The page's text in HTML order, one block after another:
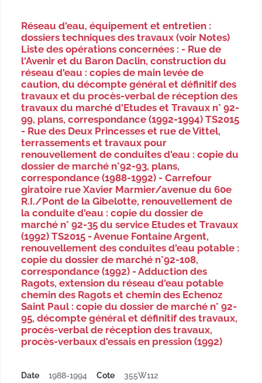
Réseau d'eau, équipement et entretien :
dossiers techniques des travaux (voir Notes)
Liste des opérations concernées : - Rue de
l'Avenir et du Baron Daclin, construction du
réseau d'eau : copies de main levée de
caution, du décompte général et définitif des
travaux et du procès-verbal de réception des
travaux du marché d'Etudes et Travaux n° 92-
99, plans, correspondance (1992-1994) TS2015
- Rue des Deux Princesses et rue de Vittel,
terrassements et travaux pour
renouvellement de conduites d'eau : copie du
dossier de marché n°92-93, plans,
correspondance (1988-1992) - Carrefour
giratoire rue Xavier Marmier/avenue du 60e
R.I./Pont de la Gibelotte, renouvellement de
la conduite d'eau : copie du dossier de
marché n° 92-35 du service Etudes et Travaux
(1992) TS2015 - Avenue Fontaine Argent,
renouvellement des conduites d'eau potable :
copie du dossier de marché n°92-108,
correspondance (1992) - Adduction des
Ragots, extension du réseau d'eau potable
chemin des Ragots et chemin des Echenoz
Saint Paul : copie du dossier de marché n° 92-
95, décompte général et définitif des travaux,
procès-verbal de réception des travaux,
procès-verbaux d'essais en pression (1992)
Date 1988-1994 Cote 355W112